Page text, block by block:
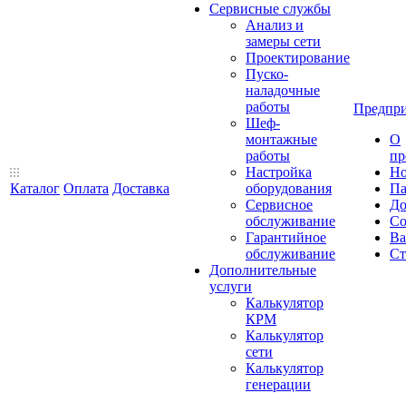
Каталог Оплата Доставка
Сервисные службы
Анализ и
замеры сети
Проектирование
Пуско-
наладочные
работы
Шеф-
монтажные
работы
Настройка
оборудования
Сервисное
обслуживание
Гарантийное
обслуживание
Дополнительные
услуги
Калькулятор
КРМ
Калькулятор
сети
Калькулятор
генерации
О